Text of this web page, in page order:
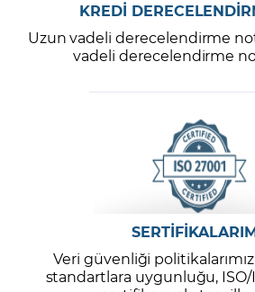
KREDİ
Uzun vadeli derecelendirme
vadeli derecelendirme
Veri güvenliği
standartlara uygunluğu, ISO/